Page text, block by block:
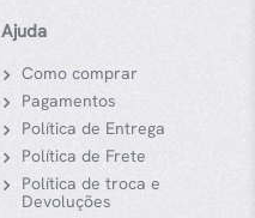
Ajuda
Como comprar
Pagamentos
Política de Entrega
Política de Frete
Política de troca e
Devoluções